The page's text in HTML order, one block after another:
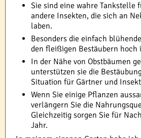
Sie sind eine wahre Tankstelle
andere Insekten, die sich an
laben.
Besonders die einfach
den fleißigen Bestäubern hoch
In der Nähe von Obstbäumen
unterstützen sie die
Situation für Gärtner und
Wenn Sie einige Pflanzen
verlängern Sie die
Gleichzeitig sorgen Sie für
Jahr.